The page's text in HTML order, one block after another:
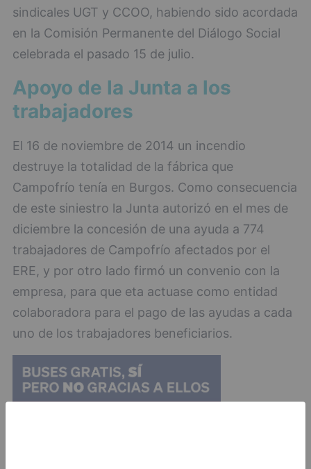
sindicales UGT y CCOO, habiendo sido acordada
en la Comisión Permanente del Diálogo Social
celebrada el pasado 15 de julio.
Apoyo de la Junta a los
trabajadores
El 16 de noviembre de 2014 un incendio
destruye la totalidad de la fábrica que
Campofrío tenía en Burgos. Como consecuencia
de este siniestro la Junta autorizó en el mes de
diciembre la concesión de una ayuda a 774
trabajadores de Campofrío afectados por el
ERE, y por otro lado firmó un convenio con la
empresa, para que eta actuase como entidad
colaboradora para el pago de las ayudas a cada
uno de los trabajadores beneficiarios.